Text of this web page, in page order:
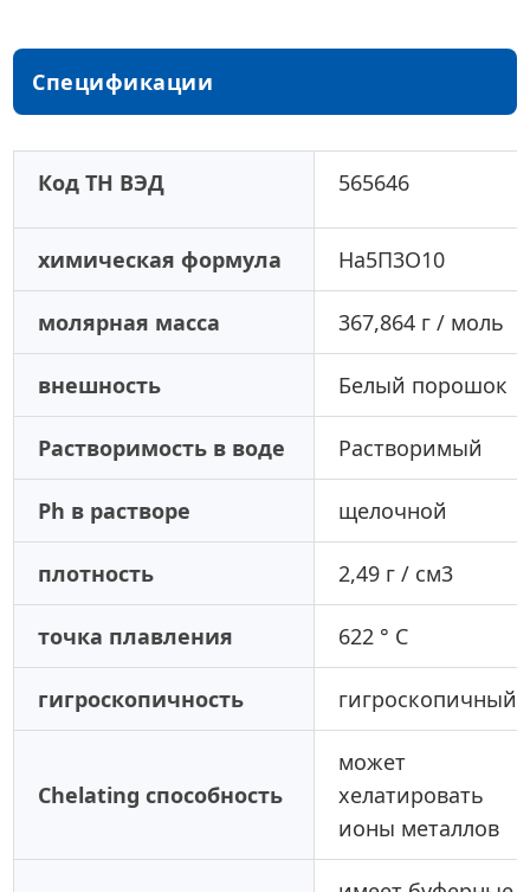
Спецификации
Код ТН ВЭД 565646
химическая формула На5П3О10
молярная масса 367,864 г / моль
внешность Белый порошок
Растворимость в воде Растворимый
Ph в растворе щелочной
плотность 2,49 г / см3
точка плавления 622 ° С
гигроскопичность гигроскопичный
Chelating способность
может
хелатировать
ионы металлов